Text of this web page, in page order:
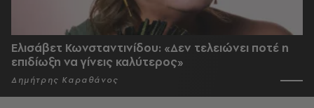
Ελισάβετ Κωνσταντινίδου: «Δεν τελειώνει ποτέ η
επιδίωξη να γίνεις καλύτερος»
Δημήτρης Καραθάνος